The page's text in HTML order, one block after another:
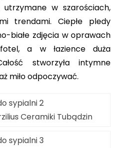
w szarościach,
trendami. Ciepłe pledy
białe zdjęcia w oprawach
a w łazience duża
stworzyła intymne
miło odpoczywać.
Ceramiki Tubądzin